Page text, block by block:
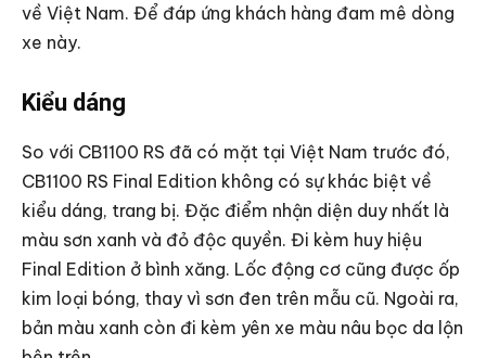
về Việt Nam. Để đáp ứng khách hàng đam mê dòng
xe này.
Kiểu dáng
So với CB1100 RS đã có mặt tại Việt Nam trước đó,
CB1100 RS Final Edition không có sự khác biệt về
kiểu dáng, trang bị. Đặc điểm nhận diện duy nhất là
màu sơn xanh và đỏ độc quyền. Đi kèm huy hiệu
Final Edition ở bình xăng. Lốc động cơ cũng được ốp
kim loại bóng, thay vì sơn đen trên mẫu cũ. Ngoài ra,
bản màu xanh còn đi kèm yên xe màu nâu bọc da lộn